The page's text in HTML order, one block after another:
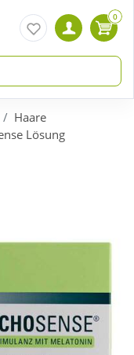
0
Haare
Lösung